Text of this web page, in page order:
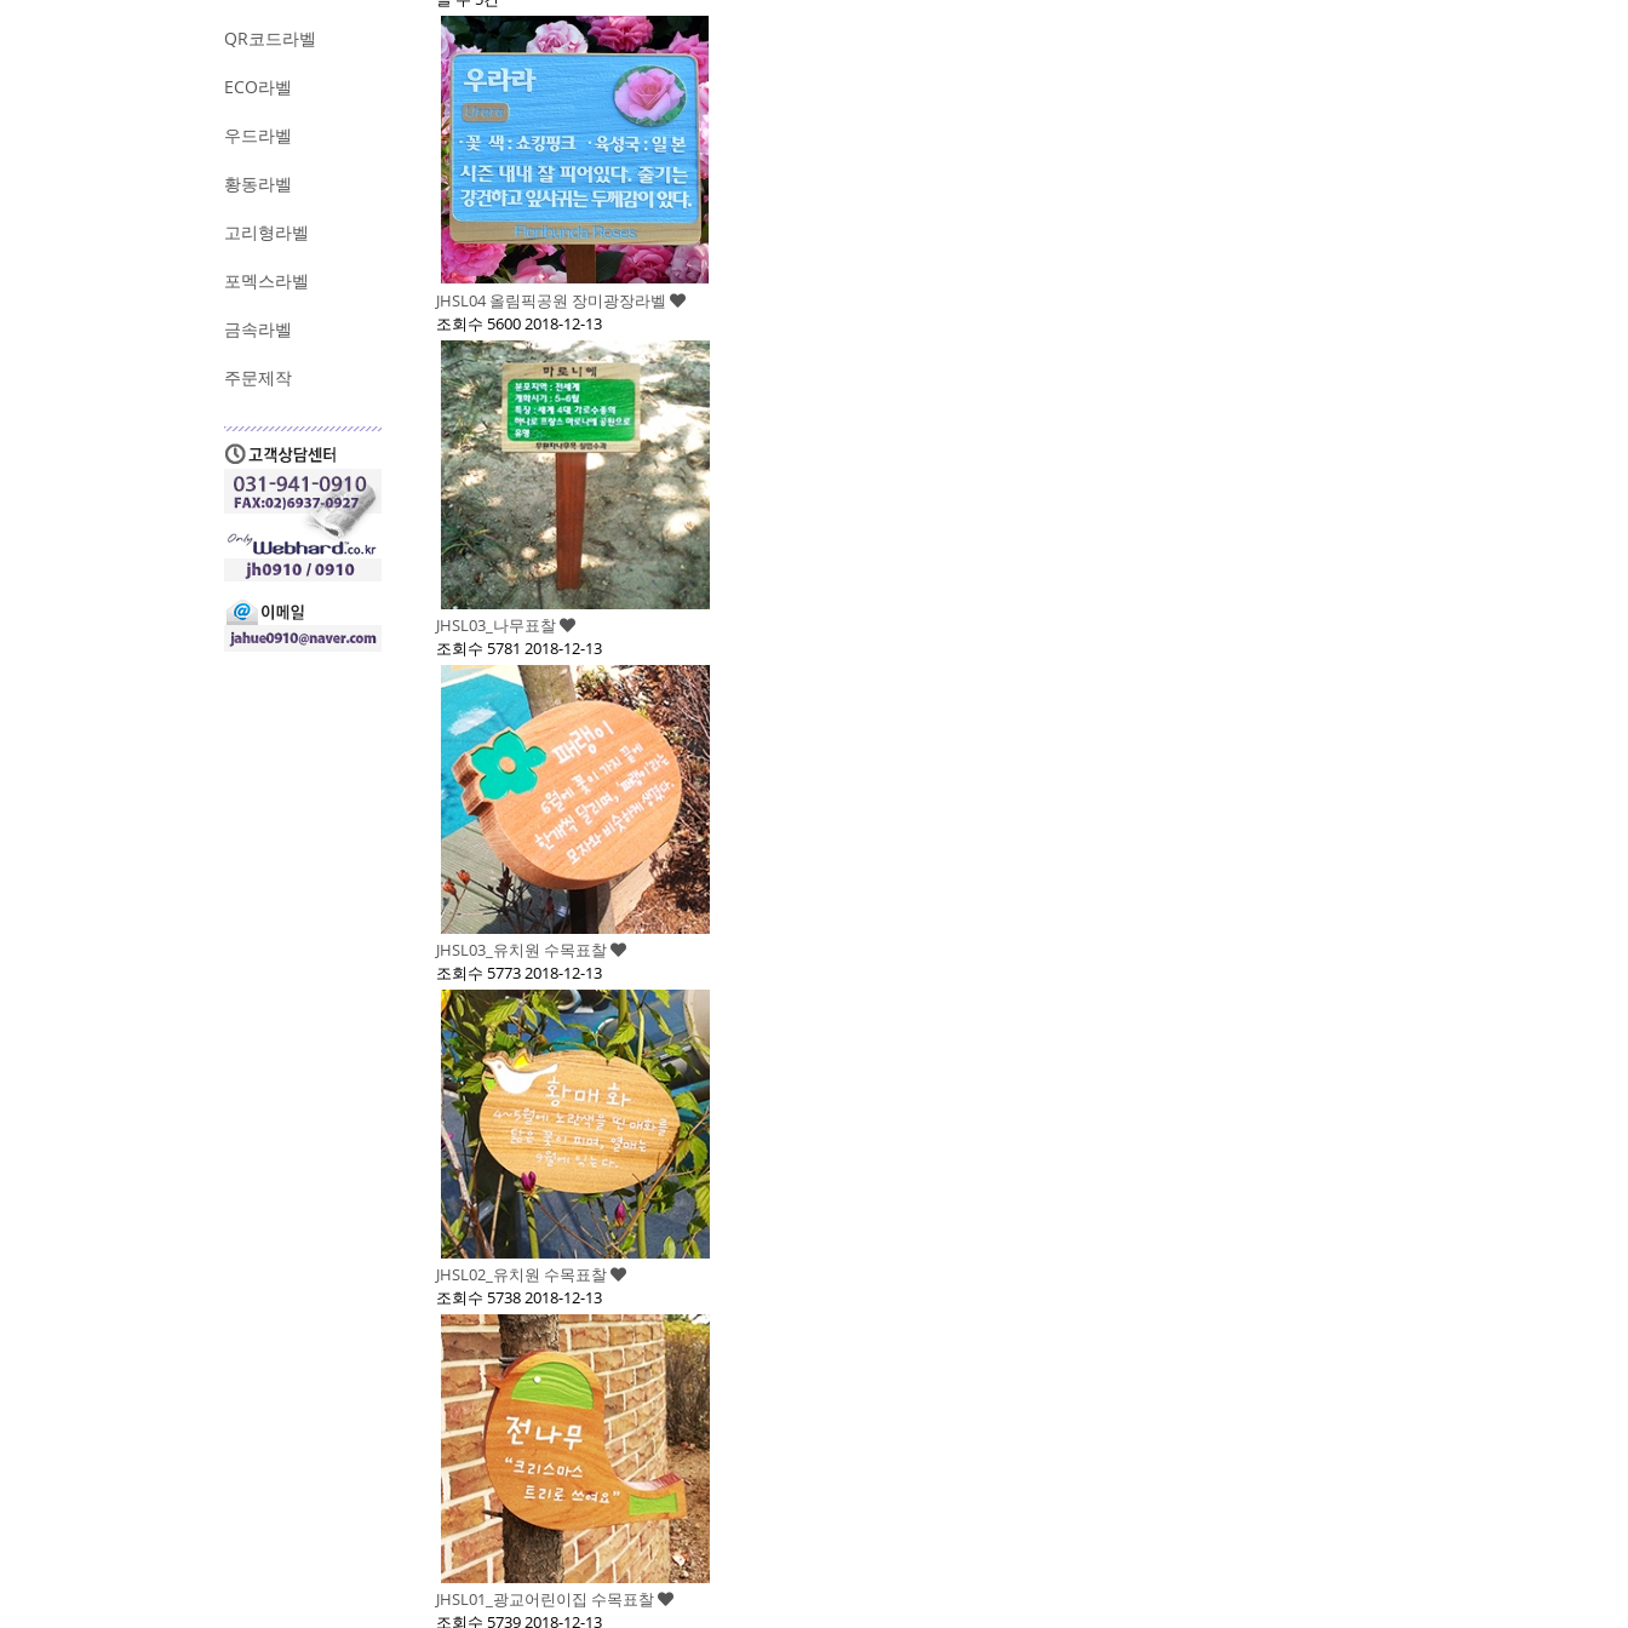
QR코드라벨
ECO라벨
우드라벨
황동라벨
고리형라벨
포멕스라벨
금속라벨
주문제작
JHSL04 올림픽공원 장미광장라벨
조회수 56002018-12-13
JHSL03_나무표찰
조회수 5781 2018-12-13
JHSL03_유치원 수목표찰
조회수 57732018-12-13
JHSL02_유치원 수목표찰
조회수 57382018-12-13
JHSL01_광교어린이집 수목표찰
조회수 57392018-12-13